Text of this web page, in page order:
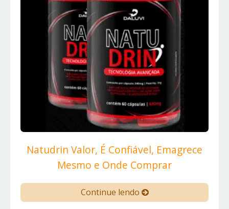
Natudrin Valor, É Confiável, Emagrece
Mesmo e Onde Comprar
Continue lendo